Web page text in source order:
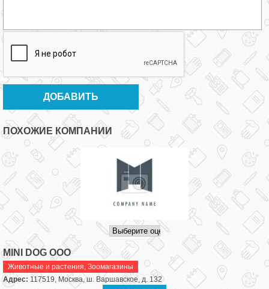
ПОХОЖИЕ КОМПАНИИ
MINI DOG ООО
Животные и растения, Зоомагазины
Адрес: 117519, Москва, ш. Варшавское, д. 132